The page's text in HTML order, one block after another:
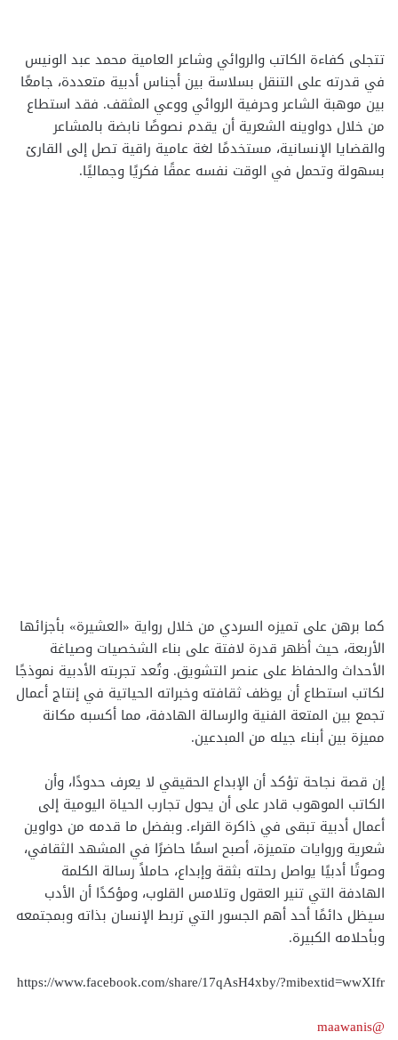
تتجلى كفاءة الكاتب والروائي وشاعر العامية محمد عبد الونيس
في قدرته على التنقل بسلاسة بين أجناس أدبية متعددة، جامعًا
بين موهبة الشاعر وحرفية الروائي ووعي المثقف. فقد استطاع
من خلال دواوينه الشعرية أن يقدم نصوصًا نابضة بالمشاعر
والقضايا الإنسانية، مستخدمًا لغة عامية راقية تصل إلى القارئ
بسهولة وتحمل في الوقت نفسه عمقًا فكريًا وجماليًا.
كما برهن على تميزه السردي من خلال رواية «العشيرة» بأجزائها
الأربعة، حيث أظهر قدرة لافتة على بناء الشخصيات وصياغة
الأحداث والحفاظ على عنصر التشويق. وتُعد تجربته الأدبية نموذجًا
لكاتب استطاع أن يوظف ثقافته وخبراته الحياتية في إنتاج أعمال
تجمع بين المتعة الفنية والرسالة الهادفة، مما أكسبه مكانة
مميزة بين أبناء جيله من المبدعين.
إن قصة نجاحة تؤكد أن الإبداع الحقيقي لا يعرف حدودًا، وأن
الكاتب الموهوب قادر على أن يحول تجارب الحياة اليومية إلى
أعمال أدبية تبقى في ذاكرة القراء. وبفضل ما قدمه من دواوين
شعرية وروايات متميزة، أصبح اسمًا حاضرًا في المشهد الثقافي،
وصوتًا أدبيًا يواصل رحلته بثقة وإبداع، حاملاً رسالة الكلمة
الهادفة التي تنير العقول وتلامس القلوب، ومؤكدًا أن الأدب
سيظل دائمًا أحد أهم الجسور التي تربط الإنسان بذاته وبمجتمعه
وبأحلامه الكبيرة.
https://www.facebook.com/share/17qAsH4xby/?mibextid=wwXIfr
@maawanis